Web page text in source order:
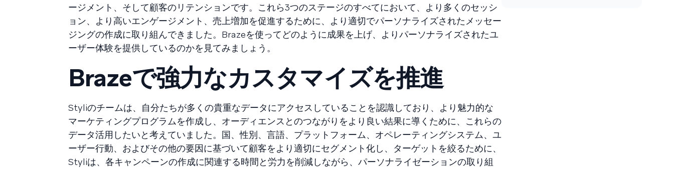
ージメント、そして顧客のリテンションです。これら3つのステージのすべてにおいて、より多くのセッシ
ョン、より高いエンゲージメント、売上増加を促進するために、より適切でパーソナライズされたメッセー
ジングの作成に取り組んできました。Brazeを使ってどのように成果を上げ、よりパーソナライズされたユ
ーザー体験を提供しているのかを見てみましょう。
Brazeで強力なカスタマイズを推進
Styliのチームは、自分たちが多くの貴重なデータにアクセスしていることを認識しており、より魅力的な
マーケティングプログラムを作成し、オーディエンスとのつながりをより良い結果に導くために、これらの
データ活用したいと考えていました。国、性別、言語、プラットフォーム、オペレーティングシステム、ユ
ーザー行動、およびその他の要因に基づいて顧客をより適切にセグメント化し、ターゲットを絞るために、
Styliは、各キャンペーンの作成に関連する時間と労力を削減しながら、パーソナライゼーションの取り組